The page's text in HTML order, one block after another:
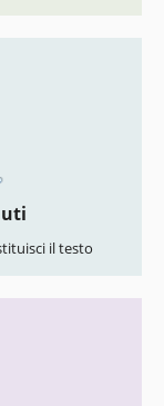
il testo